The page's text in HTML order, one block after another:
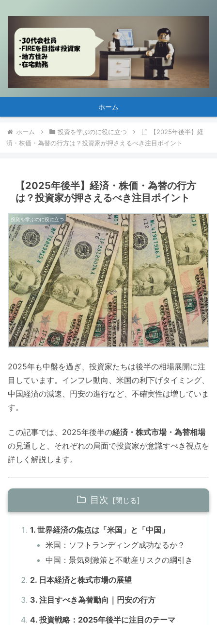
ホーム
ホーム 投資を学ぶのに役に立つ
【2025年後半】経
済・株価・為替の行方は？投資家が押さえるべき注目ポイント
【2025年後半】経済・株価・為替の行方
は？投資家が押さえるべき注目ポイント
投資を学ぶのに役に立つ
2025年も中盤を過ぎ、投資家たちは後半の相場展開に注
目しています。インフレ動向、米国の利下げタイミング、
中国経済の減速、円安の進行など、不確実性は増していま
す。
この記事では、2025年後半の経済・株式市場・為替相場
の見通しと、それぞれの局面で投資家が意識すべき視点を
詳しく解説します。
目次
1. 世界経済の焦点は「米国」と「中国」
米国：ソフトランディング成功なるか？
中国：景気刺激策と不動産リスクの綱引き
2. 日本経済と株式市場の展望
3. 注目すべき為替動向｜円安の行方
4. 投資戦略：2025年後半に注目のテーマ